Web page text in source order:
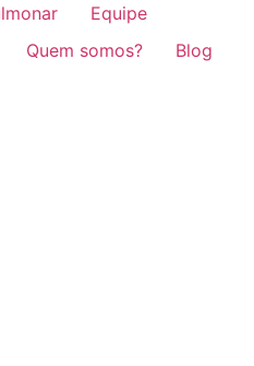
Equipe
Quem somos? Blog